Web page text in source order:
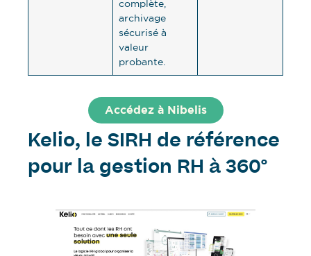
complète,
archivage
sécurisé à
valeur
probante.
Accédez à Nibelis
Kelio, le SIRH de référence
pour la gestion RH à 360°